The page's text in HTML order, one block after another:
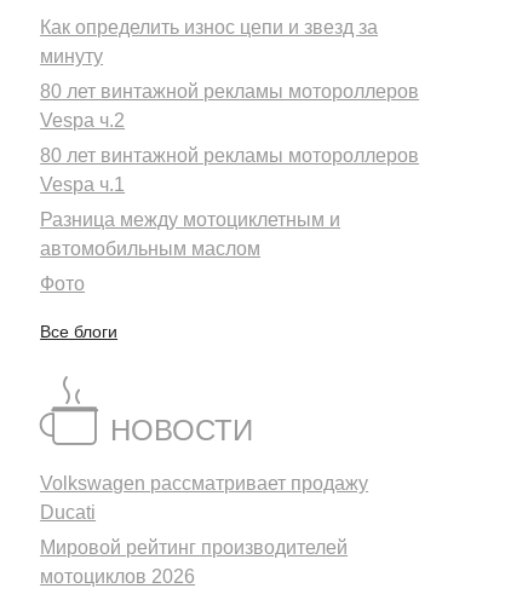
Как определить износ цепи и звезд за
минуту
80 лет винтажной рекламы мотороллеров
Vespa ч.2
80 лет винтажной рекламы мотороллеров
Vespa ч.1
Разница между мотоциклетным и
автомобильным маслом
Фото
Все блоги
НОВОСТИ
Volkswagen рассматривает продажу
Ducati
Мировой рейтинг производителей
мотоциклов 2026